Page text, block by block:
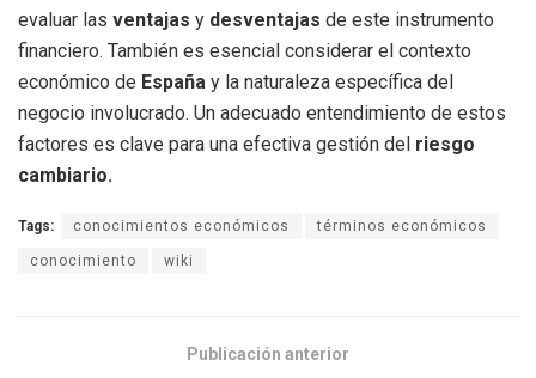
evaluar las ventajas y desventajas de este instrumento
financiero. También es esencial considerar el contexto
económico de España y la naturaleza específica del
negocio involucrado. Un adecuado entendimiento de estos
factores es clave para una efectiva gestión del riesgo
cambiario.
Tags: conocimientos económicos términos económicos
conocimiento wiki
Publicación anterior